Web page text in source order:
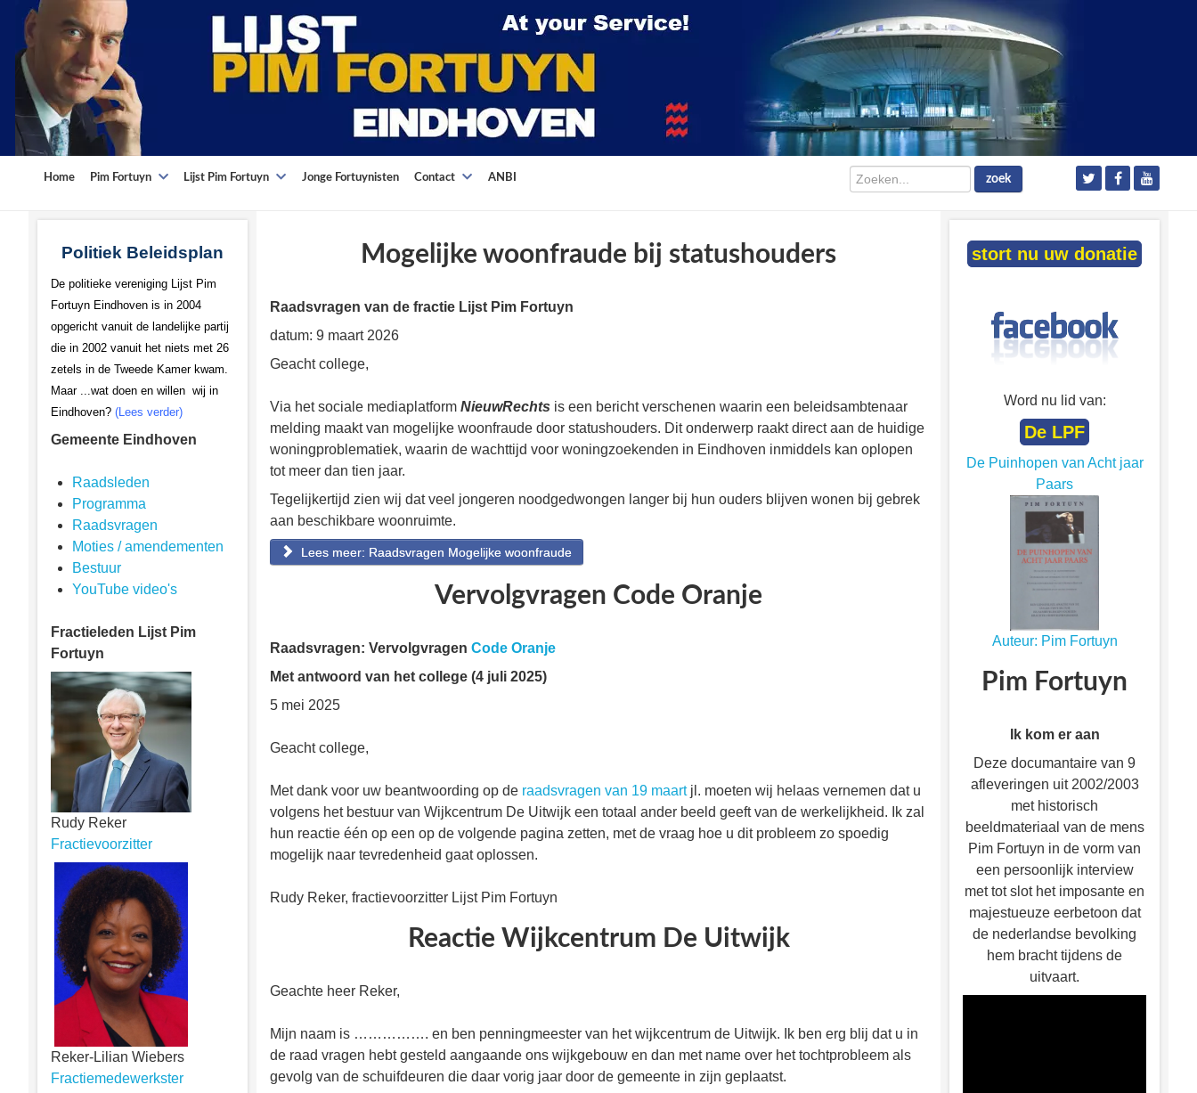
Home Pim Fortuyn Lijst Pim Fortuyn Jonge Fortuynisten Contact ANBI Zoeken... zoek
Politiek Beleidsplan
De politieke vereniging Lijst Pim
Fortuyn Eindhoven is in 2004
opgericht vanuit de landelijke partij
die in 2002 vanuit het niets met 26
zetels in de Tweede Kamer kwam.
Maar ...wat doen en willen wij in
Eindhoven? (Lees verder)
Gemeente Eindhoven
Raadsleden
Programma
Raadsvragen
Moties / amendementen
Bestuur
YouTube video's
Fractieleden Lijst Pim
Fortuyn
Rudy Reker
Fractievoorzitter
Reker-Lilian Wiebers
Fractiemedewerkster
Mogelijke woonfraude bij statushouders
Raadsvragen van de fractie Lijst Pim Fortuyn
datum: 9 maart 2026
Geacht college,
Via het sociale mediaplatform NieuwRechts is een bericht verschenen waarin een beleidsambtenaar
melding maakt van mogelijke woonfraude door statushouders. Dit onderwerp raakt direct aan de huidige
woningproblematiek, waarin de wachttijd voor woningzoekenden in Eindhoven inmiddels kan oplopen
tot meer dan tien jaar.
Tegelijkertijd zien wij dat veel jongeren noodgedwongen langer bij hun ouders blijven wonen bij gebrek
aan beschikbare woonruimte.
Lees meer: Raadsvragen Mogelijke woonfraude
Vervolgvragen Code Oranje
Raadsvragen: Vervolgvragen Code Oranje
Met antwoord van het college (4 juli 2025)
5 mei 2025
Geacht college,
Met dank voor uw beantwoording op de raadsvragen van 19 maart jl. moeten wij helaas vernemen dat u
volgens het bestuur van Wijkcentrum De Uitwijk een totaal ander beeld geeft van de werkelijkheid. Ik zal
hun reactie één op een op de volgende pagina zetten, met de vraag hoe u dit probleem zo spoedig
mogelijk naar tevredenheid gaat oplossen.
Rudy Reker, fractievoorzitter Lijst Pim Fortuyn
Reactie Wijkcentrum De Uitwijk
Geachte heer Reker,
Mijn naam is ……………. en ben penningmeester van het wijkcentrum de Uitwijk. Ik ben erg blij dat u in
de raad vragen hebt gesteld aangaande ons wijkgebouw en dan met name over het tochtprobleem als
gevolg van de schuifdeuren die daar vorig jaar door de gemeente in zijn geplaatst.
stort nu uw donatie
Word nu lid van:
De LPF
De Puinhopen van Acht jaar
Paars
Auteur: Pim Fortuyn
Pim Fortuyn
Ik kom er aan
Deze documantaire van 9
afleveringen uit 2002/2003
met historisch
beeldmateriaal van de mens
Pim Fortuyn in de vorm van
een persoonlijk interview
met tot slot het imposante en
majestueuze eerbetoon dat
de nederlandse bevolking
hem bracht tijdens de
uitvaart.